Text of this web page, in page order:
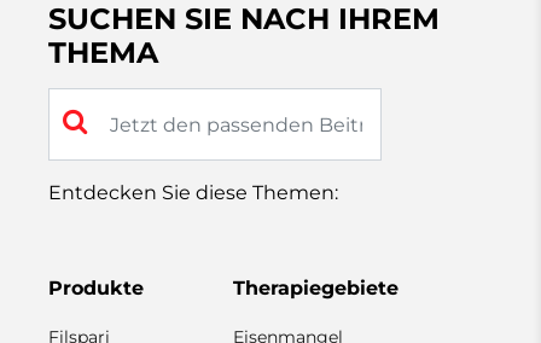
SUCHEN SIE NACH IHREM
THEMA
Entdecken Sie diese Themen:
Produkte
Filspari
Therapiegebiete
Eisenmangel